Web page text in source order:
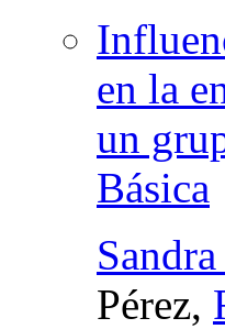
en la
un
Básica
Pérez,